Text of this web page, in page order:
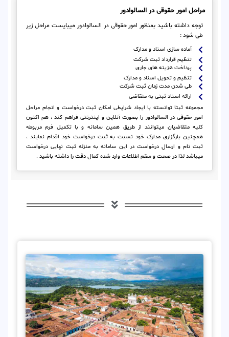
مراحل امور حقوقی در السالوادور
توجه داشته باشید بمنظور امور حقوقی در السالوادور میبایست مراحل زیر
طی شود :
آماده سازی اسناد و مدارک
تنظیم قرارداد ثبت شرکت
پرداخت هزینه های جاری
تنظیم و تحویل اسناد و مدارک
طی شدن مدت زمان ثبت شرکت
ارائه اسناد ثبتی به متقاضی
مجموعه ثبتا توانسته با ایجاد شرایطی امکان ثبت درخواست و انجام مراحل
امور حقوقی در السالوادور را بصورت آنلاین و اینترنتی فراهم کند ، هم اکنون
کلیه متقاضیان میتوانند از طریق همین سامانه و با تکمیل فرم مربوطه
همچنین بارگزاری مدارک خود نسبت به ثبت درخواست خود اقدام نمایند ،
ثبت نام و ارسال درخواست در این سامانه به منزله ثبت نهایی درخواست
میباشد لذا در صحت و سقم اطلاعات وارد شده کمال دقت را داشته باشید .